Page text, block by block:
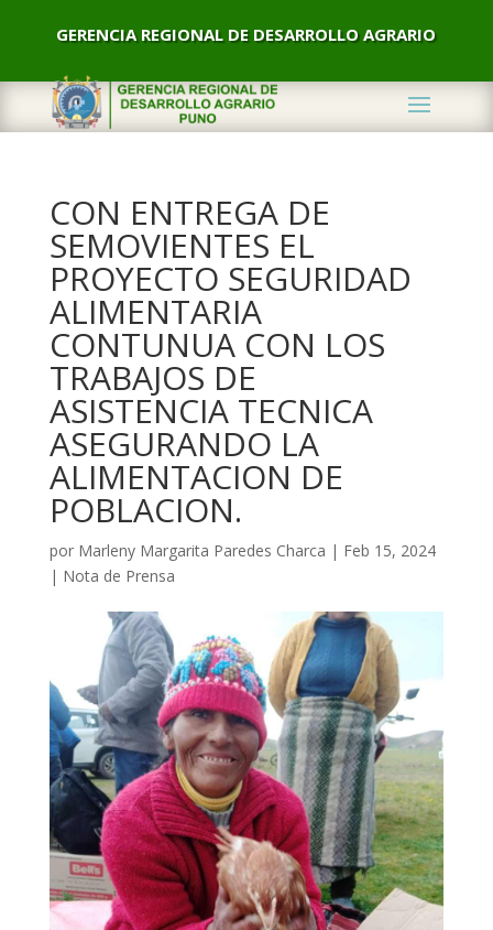
GERENCIA REGIONAL DE DESARROLLO AGRARIO
CON ENTREGA DE
SEMOVIENTES EL
PROYECTO SEGURIDAD
ALIMENTARIA
CONTUNUA CON LOS
TRABAJOS DE
ASISTENCIA TECNICA
ASEGURANDO LA
ALIMENTACION DE
POBLACION.
por Marleny Margarita Paredes Charca | Feb 15, 2024
| Nota de Prensa